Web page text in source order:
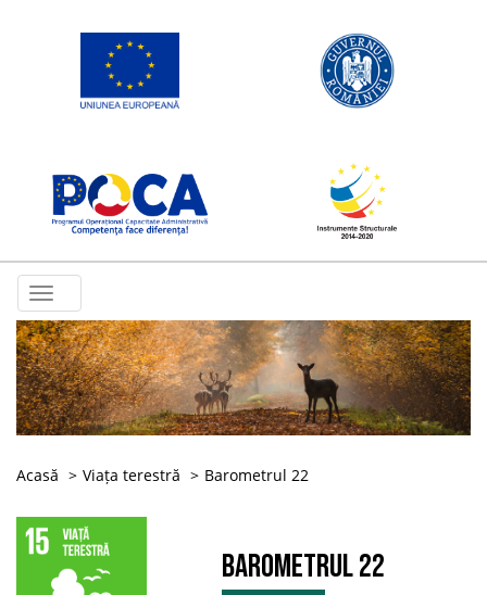
Toggle
navigation
Acasă Viața terestră Barometrul 22
Barometrul 22